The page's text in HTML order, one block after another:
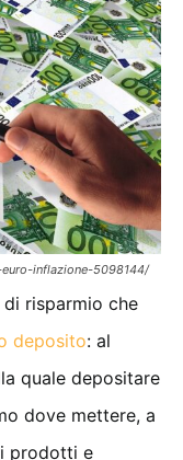
inflazione-5098144/
risparmio che
deposito: al
quale depositare
dove mettere, a
prodotti e